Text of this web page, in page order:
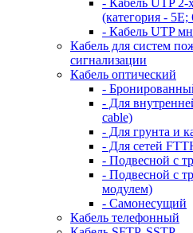
- Кабель UTP
(категория - 5Е;
- Кабель UTP
Кабель для систем
сигнализации
Кабель оптический
-
- Для
cable)
- Для грунта и
- Для сетей
- Подвесной с
- Подвесной с
модулем)
- Самонесущий
Кабель телефонный